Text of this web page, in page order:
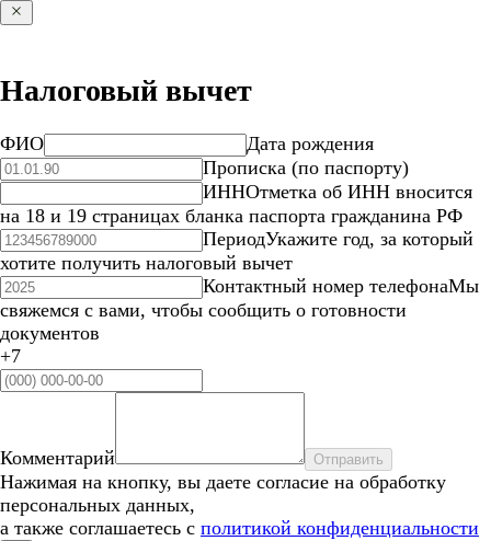
Налоговый вычет
ФИО
Дата рождения
Прописка (по паспорту)
ИННОтметка об ИНН вносится
на 18 и 19 страницах бланка паспорта гражданина РФ
ПериодУкажите год, за который
хотите получить налоговый вычет
Контактный номер телефонаМы
свяжемся с вами, чтобы сообщить о готовности
документов
+7
Комментарий Отправить
Нажимая на кнопку, вы даете согласие на обработку
персональных данных,
а также соглашаетесь с политикой конфиденциальности